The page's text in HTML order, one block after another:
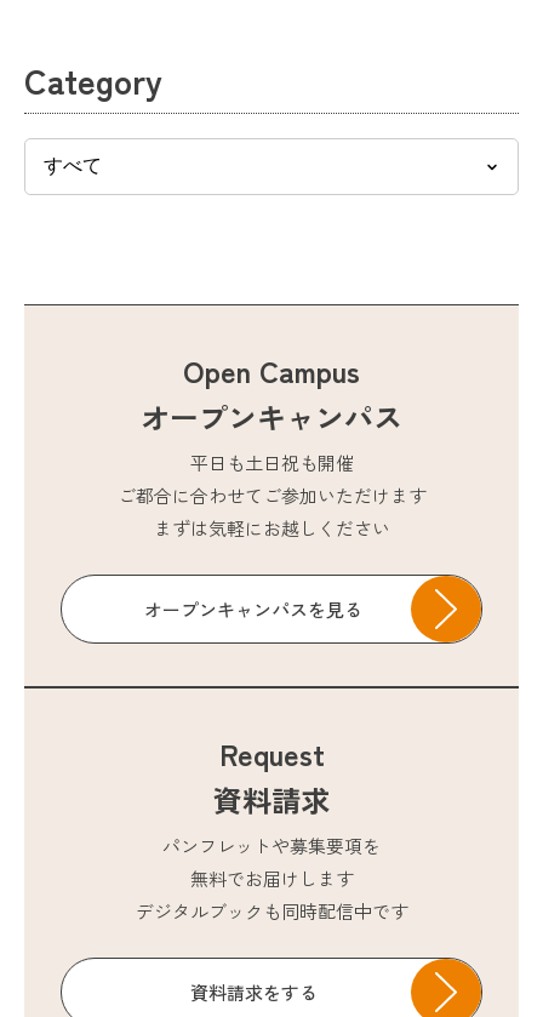
Category
Open Campus
オープンキャンパス
平日も土日祝も開催
ご都合に合わせてご参加いただけます
まずは気軽にお越しください
オープンキャンパスを見る
Request
資料請求
パンフレットや募集要項を
無料でお届けします
デジタルブックも同時配信中です
資料請求をする